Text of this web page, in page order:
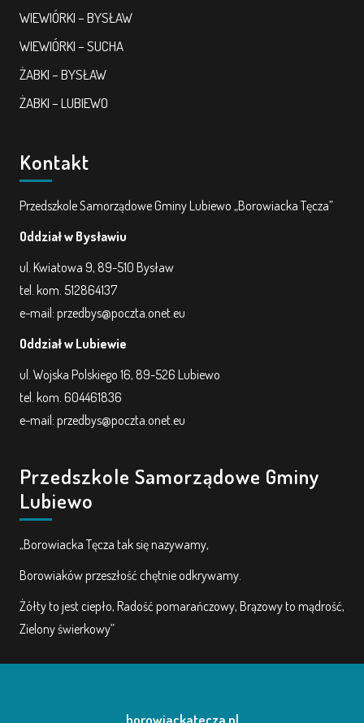
WIEWIÓRKI – BYSŁAW
WIEWIÓRKI – SUCHA
ŻABKI – BYSŁAW
ŻABKI – LUBIEWO
Kontakt
Przedszkole Samorządowe Gminy Lubiewo „Borowiacka Tęcza”
Oddział w Bysławiu
ul. Kwiatowa 9, 89-510 Bysław
tel. kom. 512864137
e-mail: przedbys@poczta.onet.eu
Oddział w Lubiewie
ul. Wojska Polskiego 16, 89-526 Lubiewo
tel. kom. 604461836
e-mail: przedbys@poczta.onet.eu
Przedszkole Samorządowe Gminy
Lubiewo
„Borowiacka Tęcza tak się nazywamy,
Borowiaków przeszłość chętnie odkrywamy.
Żółty to jest ciepło, Radość pomarańczowy, Brązowy to mądrość,
Zielony świerkowy”
borowiackatecza.pl